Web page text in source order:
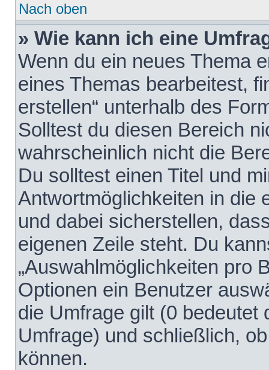
Nach oben
» Wie kann ich eine
Wenn du ein neues Thema
eines Themas bearbeitest,
erstellen“ unterhalb des
Solltest du diesen Bereich
wahrscheinlich nicht die
Du solltest einen Titel und
Antwortmöglichkeiten in die
und dabei sicherstellen,
eigenen Zeile steht. Du
„Auswahlmöglichkeiten pro
Optionen ein Benutzer
die Umfrage gilt (0 bedeutet
Umfrage) und schließlich,
können.